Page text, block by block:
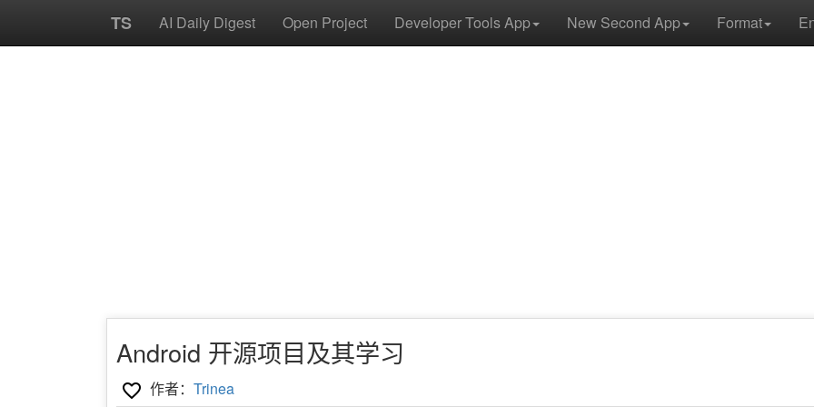
TS AI Daily Digest Open Project Developer Tools App New Second App Format
Android 开源项目及其学习
作者： Trinea